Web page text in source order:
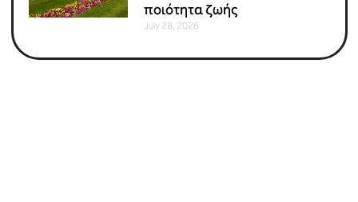
ποιότητα ζωής
July 28, 2026